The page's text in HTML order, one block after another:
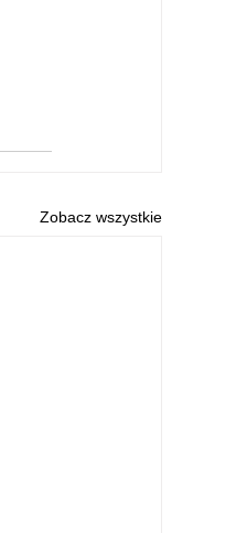
Zobacz wszystkie